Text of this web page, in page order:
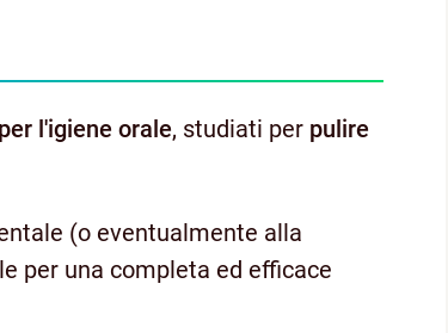
l'igiene orale, studiati per pulire
(o eventualmente alla
per una completa ed efficace